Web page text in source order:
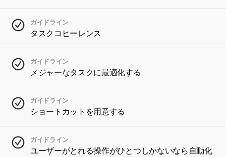
ガイドライン
タスクコヒーレンス
ガイドライン
メジャーなタスクに最適化する
ガイドライン
ショートカットを用意する
ガイドライン
ユーザーがとれる操作がひとつしかないなら自動化